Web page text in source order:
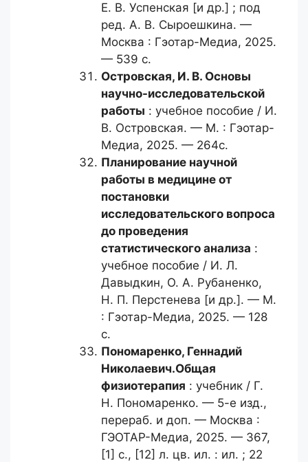
Е. В. Успенская [и др.] ; под
ред. А. В. Сыроешкина. —
Москва : Гэотар-Медиа, 2025.
— 539 с.
Островская, И. В. Основы
научно-исследовательской
работы : учебное пособие / И.
В. Островская. — М. : Гэотар-
Медиа, 2025. — 264с.
Планирование научной
работы в медицине от
постановки
исследовательского вопроса
до проведения
статистического анализа :
учебное пособие / И. Л.
Давыдкин, О. А. Рубаненко,
Н. П. Перстенева [и др.]. — М.
: Гэотар-Медиа, 2025. — 128
с.
Пономаренко, Геннадий
Николаевич.Общая
физиотерапия : учебник / Г.
Н. Пономаренко. — 5-е изд.,
перераб. и доп. — Москва :
ГЭОТАР-Медиа, 2025. — 367,
[1] с., [12] л. цв. ил. : ил. ; 22